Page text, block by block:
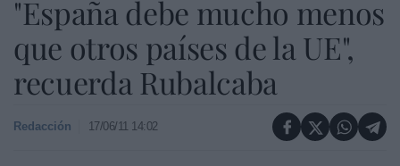
"España debe mucho menos
que otros países de la UE",
recuerda Rubalcaba
Redacción 17/06/11 14:02